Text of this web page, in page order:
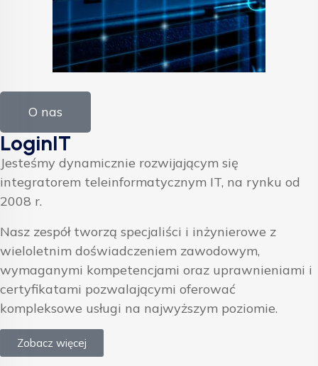
O nas
LoginIT
Jesteśmy dynamicznie rozwijającym się
integratorem teleinformatycznym IT, na rynku od
2008 r.
Nasz zespół tworzą specjaliści i inżynierowe z
wieloletnim doświadczeniem zawodowym,
wymaganymi kompetencjami oraz uprawnieniami i
certyfikatami pozwalającymi oferować
kompleksowe usługi na najwyższym poziomie.
Zobacz więcej